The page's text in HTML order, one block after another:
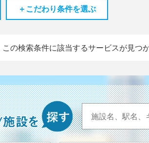
＋こだわり条件を選ぶ
の検索条件に該当するサービスが見つ